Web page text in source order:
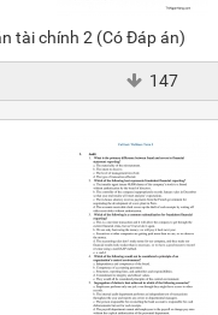
tài chính 2 (Có Đáp án)
147